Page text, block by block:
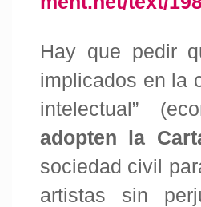
Hay que pedir
implicados en la
intelectual”
adopten la
sociedad civil
artistas sin